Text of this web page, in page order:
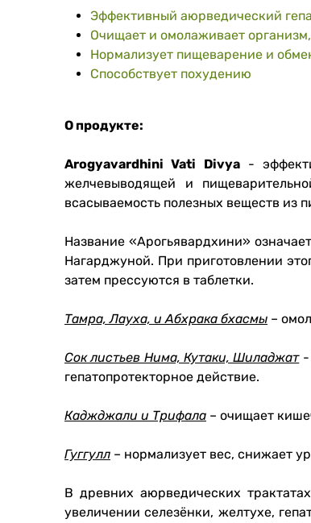
Эффективный аюрведический
Очищает и омолаживает
Нормализует пищеварение и
Способствует похудению
О продукте:
Arogyavardhini Vati Divya-
желчевыводящей и
всасываемость полезных веществ из
Название «Арогьявардхини»
Нагарджуной. При приготовлении
затем прессуются в таблетки.
Тамра, Лауха, и Абхрака бхасмы –
Сок листьев Нима, Кутаки, Шиладжат-
гепатопротекторное действие.
Каджджали и Трифала – очищает
Гуггулл – нормализует вес, снижает
В древних аюрведических
увеличении селезёнки, желтухе,